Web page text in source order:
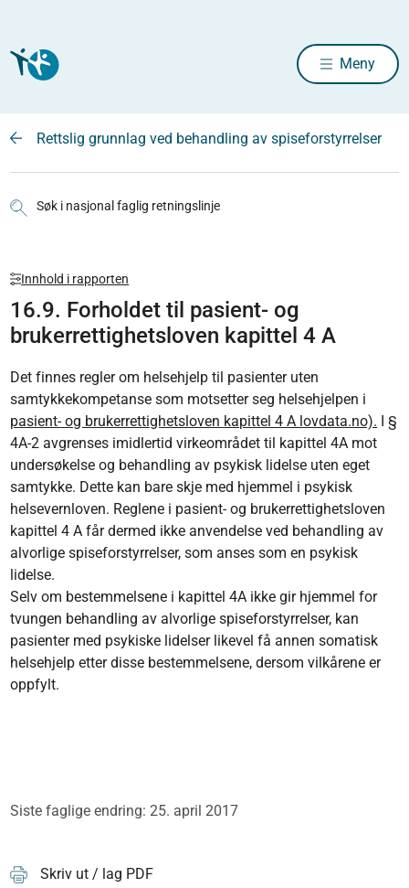
Meny
Rettslig grunnlag ved behandling av spiseforstyrrelser
Søk i nasjonal faglig retningslinje
Innhold i rapporten
16.9. Forholdet til pasient- og
brukerrettighetsloven kapittel 4 A
Det finnes regler om helsehjelp til pasienter uten
samtykkekompetanse som motsetter seg helsehjelpen i
pasient- og brukerrettighetsloven kapittel 4 A lovdata.no). I §
4A-2 avgrenses imidlertid virkeområdet til kapittel 4A mot
undersøkelse og behandling av psykisk lidelse uten eget
samtykke. Dette kan bare skje med hjemmel i psykisk
helsevernloven. Reglene i pasient- og brukerrettighetsloven
kapittel 4 A får dermed ikke anvendelse ved behandling av
alvorlige spiseforstyrrelser, som anses som en psykisk
lidelse.
Selv om bestemmelsene i kapittel 4A ikke gir hjemmel for
tvungen behandling av alvorlige spiseforstyrrelser, kan
pasienter med psykiske lidelser likevel få annen somatisk
helsehjelp etter disse bestemmelsene, dersom vilkårene er
oppfylt.
Siste faglige endring: 25. april 2017
Skriv ut / lag PDF